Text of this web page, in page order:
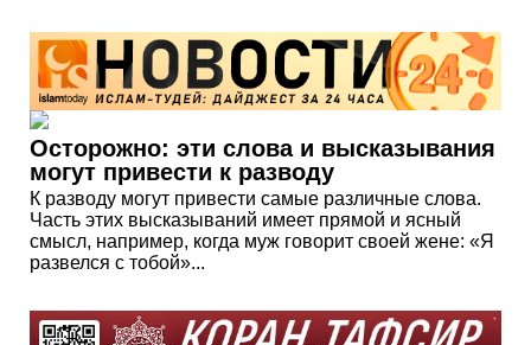
Осторожно: эти слова и высказывания
могут привести к разводу
К разводу могут привести самые различные слова.
Часть этих высказываний имеет прямой и ясный
смысл, например, когда муж говорит своей жене: «Я
развелся с тобой»...